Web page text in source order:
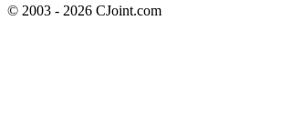
© 2003 - 2026 CJoint.com